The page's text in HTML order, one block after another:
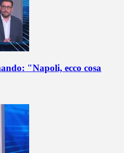
"Napoli, ecco cosa